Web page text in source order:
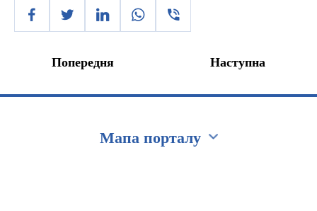
Попередня Наступна
Мапа порталу